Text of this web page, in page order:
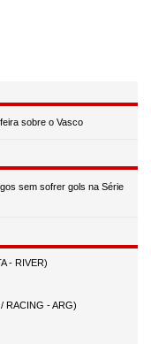
sobre o Vasco
sem sofrer gols na Série